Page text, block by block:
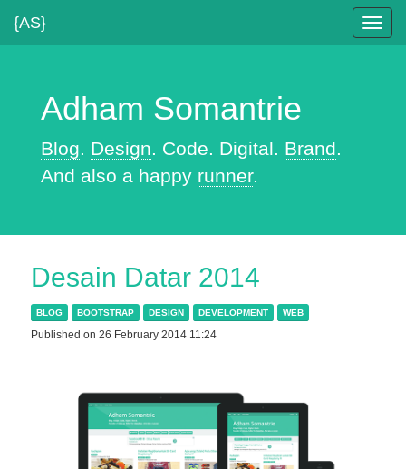
{AS}
Adham Somantrie
Blog. Design. Code. Digital. Brand.
And also a happy runner.
Desain Datar 2014
BLOG BOOTSTRAP DESIGN DEVELOPMENT WEB
Published on 26 February 2014 11:24